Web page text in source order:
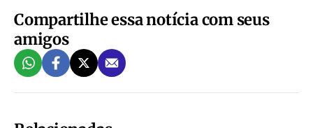
Compartilhe essa notícia com seus
amigos